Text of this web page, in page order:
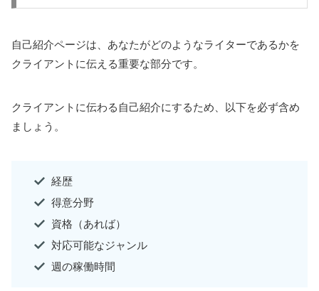
自己紹介ページは、あなたがどのようなライターであるかを
クライアントに伝える重要な部分です。
クライアントに伝わる自己紹介にするため、以下を必ず含め
ましょう。
経歴
得意分野
資格（あれば）
対応可能なジャンル
週の稼働時間